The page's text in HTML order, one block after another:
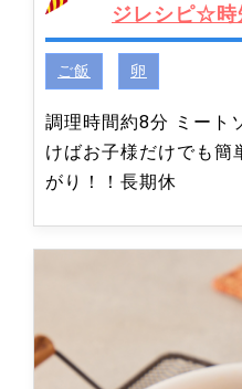
ジレシピ☆時
ご飯 卵
調理時間約8分 ミート
けばお子様だけでも簡
がり！！長期休